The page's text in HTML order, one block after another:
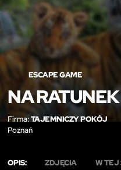
ESCAPE GAME
NA
Firma:TAJEMNICZY POKÓJ
Poznań
OPIS: ZDJĘCIA W TEJ